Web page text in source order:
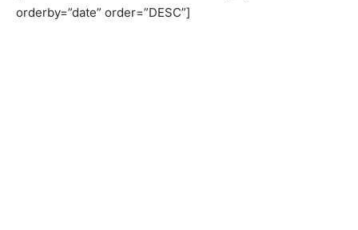
orderby=”date” order=”DESC”]